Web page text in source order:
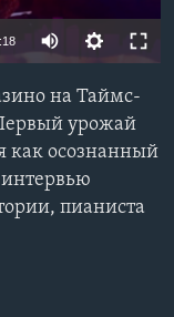
на Таймс-
урожай
как осознанный
пианиста